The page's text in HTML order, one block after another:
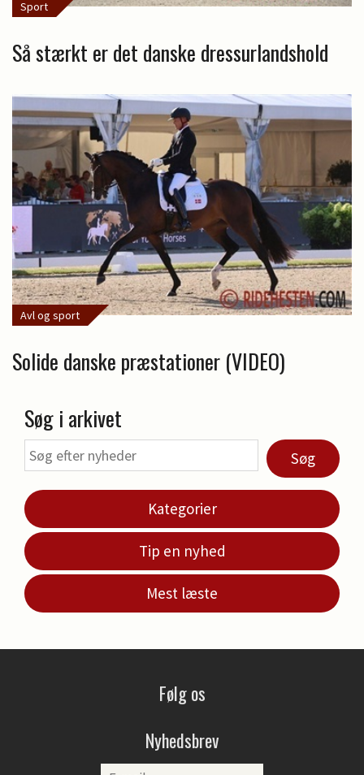
Sport
Så stærkt er det danske dressurlandshold
Avl og sport
Solide danske præstationer (VIDEO)
Søg i arkivet
Søg
Kategorier
Tip en nyhed
Mest læste
Følg os
Nyhedsbrev